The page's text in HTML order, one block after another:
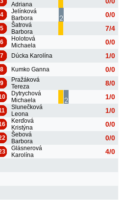
Adriana
4
Jelínková
Barbora
0/0
5
Šatrová
Barbora
7/4
6
Holotová
Michaela
0/0
7 Dúcka Karolína 1/0
8 Kumko Ganna 0/0
9
Pražáková
Tereza
8/0
Dytrychová
Michaela
1/0
Slunečková
Leona
1/0
Kerďová
Kristýna
0/0
Šebová
Barbora
0/0
Gläsnerová
Karolína
4/0